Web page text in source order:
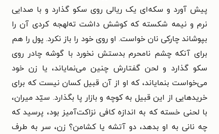
پیش آورد و سکه‌ای یک ریالی روی سکو گذارد و با صدایی
نرم و نیمه شکسته که کوشش داشت ته‌لهجه کردی آن را
بپوشاند چارکی نان خواست. او روی خود را باز نکرد. پول را هم
برای آنکه چشم نامحرم بدستش نخورد با گوشه چادر روی
سکو گذارد و لحن گفتارش چنین می‌نمایاند، یا زن خود
می‌خواست بنمایاند، که او از آن قبیل کسان نیست که برای
خریدهایی از این قبیل به کوچه و بازار پا بگذارد. سیّد میران،
با لحنی خسته که به اندازه کافی نزاکت‌آمیز بود، پرسید که
چه نانی به او بدهد، دو آتشه یا کشامن؟ زن، سر به طرف